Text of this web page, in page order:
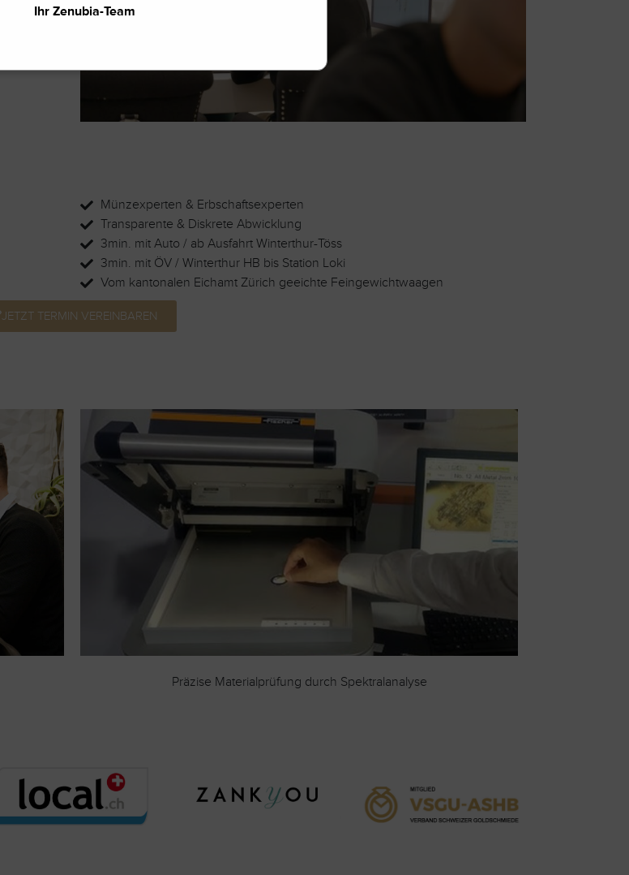
Münzexperten & Erbschaftsexperten
Transparente & Diskrete Abwicklung
3min. mit Auto / ab Ausfahrt Winterthur-Töss
3min. mit ÖV / Winterthur HB bis Station Loki
Vom kantonalen Eichamt Zürich geeichte Feingewichtwaagen
JETZT TERMIN VEREINBAREN
Präzise Materialprüfung durch Spektralanalyse
Ihr Zenubia-Team